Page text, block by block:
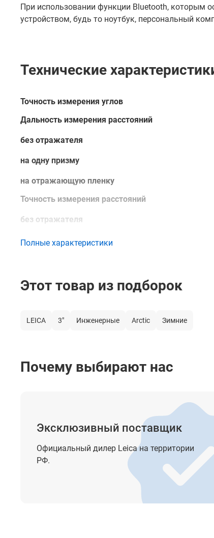
При использовании функции Bluetooth, которым
устройством, будь то ноутбук, персональный
Технические
Точность измерения углов
Дальность измерения расстояний
без отражателя
на одну призму
на отражающую пленку
Точность измерения расстояний
без отражателя
на призму
Интервал измерения расстояний
быстрый режим
тип центрира
Компенсатор
Полные характеристики
Этот товар из подборок
LEICA 3" Инженерные Arctic Зимние
Почему выбирают нас
Эксклюзивный поставщик
Официальный дилер Leica на территории
РФ.